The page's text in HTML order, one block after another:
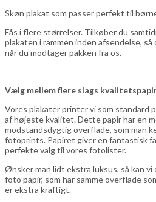
Skøn plakat som passer perfekt til
Fås i flere størrelser. Tilkøber du
plakaten i rammen inden afsendelse,
når du modtager pakken fra os.
Vælg mellem flere slags
Vores plakater printer vi som standard
af højeste kvalitet. Dette papir har en
modstandsdygtig overflade, som man
fotoprints. Papiret giver en fantastisk
perfekte valg til vores fotolister.
Ønsker man lidt ekstra luksus, så kan vi
foto papir, som har samme overflade
er ekstra kraftigt.